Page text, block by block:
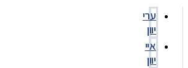
ערי
יוון
איי
יוון